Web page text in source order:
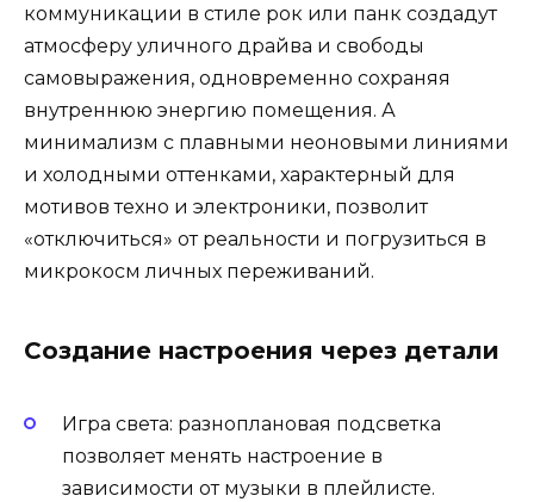
коммуникации в стиле рок или панк создадут
атмосферу уличного драйва и свободы
самовыражения, одновременно сохраняя
внутреннюю энергию помещения. А
минимализм с плавными неоновыми линиями
и холодными оттенками, характерный для
мотивов техно и электроники, позволит
«отключиться» от реальности и погрузиться в
микрокосм личных переживаний.
Создание настроения через детали
Игра света: разноплановая подсветка
позволяет менять настроение в
зависимости от музыки в плейлисте.